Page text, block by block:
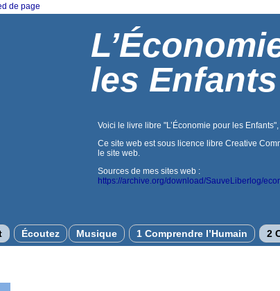
de page
les Enfants
Voici le livre libre "L’Économie pour les
Ce site web est sous licence libre Creative
le site web.
Sources de mes sites web :
https://archive.org/download/SauveLiberlog/
Écoutez Musique 1 Comprendre l’Humain 2